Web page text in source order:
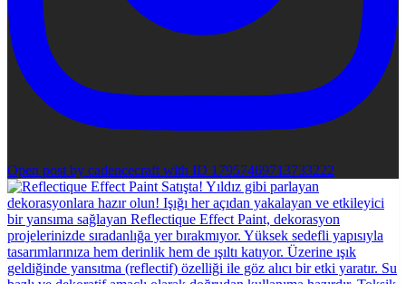
Open post by cadencecraft with ID 17957469713733222